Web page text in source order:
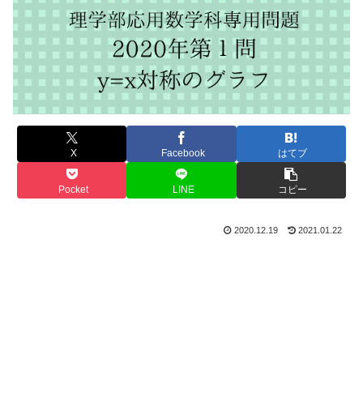
X Facebook はてブ
Pocket LINE コピー
2020.12.19 2021.01.22